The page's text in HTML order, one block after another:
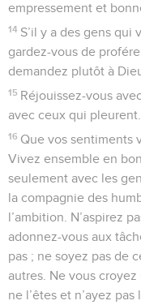
empressement et
14 S’il y a des gens qui
gardez-vous de
demandez plutôt à
15 Réjouissez-vous
avec ceux qui pleurent.
16 Que vos sentiments
Vivez ensemble en
seulement avec les
la compagnie des
l’ambition. N’aspirez
adonnez-vous aux
pas ; ne soyez pas de
autres. Ne vous
ne l’êtes et n’ayez